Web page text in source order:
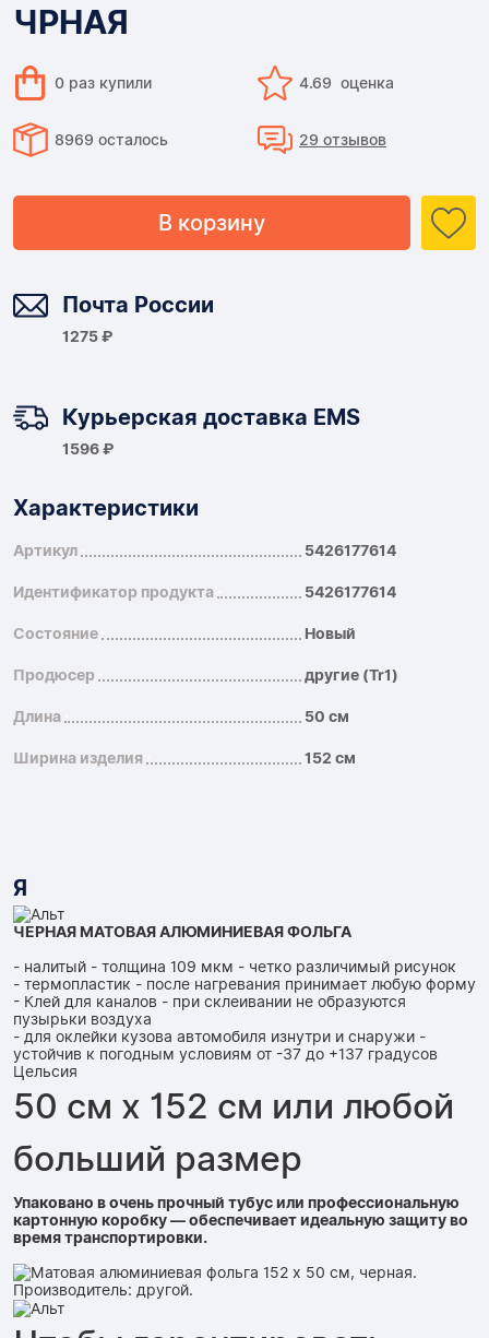
ЧРНАЯ
0 раз купили 4.69 оценка
8969 осталось 29 отзывов
В корзину
Почта России
1275 ₽
Курьерская доставка EMS
1596 ₽
Характеристики
Артикул 5426177614
Идентификатор продукта 5426177614
Состояние Новый
Продюсер другие (Tr1)
Длина 50 см
Ширина изделия 152 см
Я
ЧЕРНАЯ МАТОВАЯ АЛЮМИНИЕВАЯ ФОЛЬГА
- налитый - толщина 109 мкм - четко различимый рисунок
- термопластик - после нагревания принимает любую форму
- Клей для каналов - при склеивании не образуются
пузырьки воздуха
- для оклейки кузова автомобиля изнутри и снаружи -
устойчив к погодным условиям от -37 до +137 градусов
Цельсия
50 см x 152 см или любой
больший размер
Упаковано в очень прочный тубус или профессиональную
картонную коробку — обеспечивает идеальную защиту во
время транспортировки.